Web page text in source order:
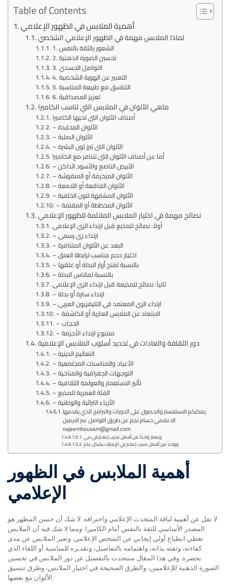
Table of Contents
أهمية الملابس في الظهور الإعلامي
لماذا الملابس مهمة في الظهور الإعلامي الشخصي
1. الشعور بالثقة بالنفس
2. تحسين الصورة الذهنية
3. التواصل الجسدي
4. التعبير عن الهوية الشخصية
5. التناسق مع طبيعة المناسبة
6. تعزيز المصداقية
ماهي الألوان في الملابس التي تناسب الكاميرا
أصناف الألوان التي تحبها الكاميرا
– الألوان المحايدة
– الألوان الصلبة
– الألوان التي تبرز لون البشرة
أما عن أصناف الألوان التي تتنافر مع الكاميرا
– الأبيض الناصع والأسود الداكن
– الألوان المزخرفة أو المنقوشة
– الألوان الفاقعة أو اللامعة
– الألوان المشابهة للون الخلفية
– الألوان المخططة أو المقلمة
نصائح مهمة في اختيار الملابس الملائمة للظهور الإعلامي
أولاً: نصائح للمذيع قبل ارتداء الزي الإعلامي
– ارتداء زي رسمي
– البعد عن الألوان المتنافرة
– اختيار حجم مناسب لرابطة العنق
– بالنسبة لفتح أزرار البدلة أو غلقها
– بالنسبة لمقاس البدلة
ثانياً: نصائح للمذيعة قبل ارتداء الزي الإعلامي
– ارتداء سترة أو بدلة
– ارتداء الزي المعتمد في التليفزيون العربي
– الابتعاد عن الملابس العارية أو الكاشفة
– الحجاب
– ممنوع ارتداء الأحزمة
دور الثقافة والعادات في تحديد أسلوب الملابس الإعلامية
– التعاليم الدينية
– الأعياد والمناسبات المجتمعية
– التوجهات الجغرافية والمناخية
– تأثير الاستعمار والعولمة الثقافية
– الفئة العمرية للمذيع
– الأزياء التراثية والوطنية
يمكنكم الاستفسار والحصول على الدورات والبرامج الذي يقدمها
الاعلامي حسام نجم عن طريق التواصل عبر الايميل
najeemhousam@gmail.com
ويعتبر واحداً من أفضل مدرب إعلام في دبي
وواحد من أفضل مدرب إعلام في الإمارات بشكل عام
أهمية الملابس في الظهور
الإعلامي
لا تقل عن أهمية لباقة المتحدث الإعلامي واحترافه. لا شك أن حسن المظهر هو
المصدر الأساسي للثقة بالنفس أمام الكاميرا. ومما لا شك فيه أن الملابس
تعطي انطباع أولي إيجابي عن الشخص الإعلامي. وتعبر الملابس عن مدى
كفاءته، وثقته بذاته، واهتمامه بالتفاصيل، وتقديره للمناسبة أو اللقاء الذي
يحضره. وفي هذا المقال سنتحدث بالتفصيل عن دور الملابس في تحسين
الصورة الذهنية للإعلاميين، والطرق الصحيحة في اختيار الملابس، وطرق تنسيق
الألوان مع بعضها.